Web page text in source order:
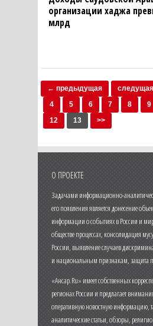
организации хаджа
млрд
← предыдущая
4
5 6 7 8 9
12
13 >>
О ПРОЕКТЕ
Задачами информационно-
его появления является донесение
информации о событиях в России и
обществе процессах, консолидация
России, выявление случаев
и национальным признакам, защита
«Ансар.Ru» имеет собственных
регионах России и предлагает
оперативную новостную информацию,
аналитические статьи, обзоры,